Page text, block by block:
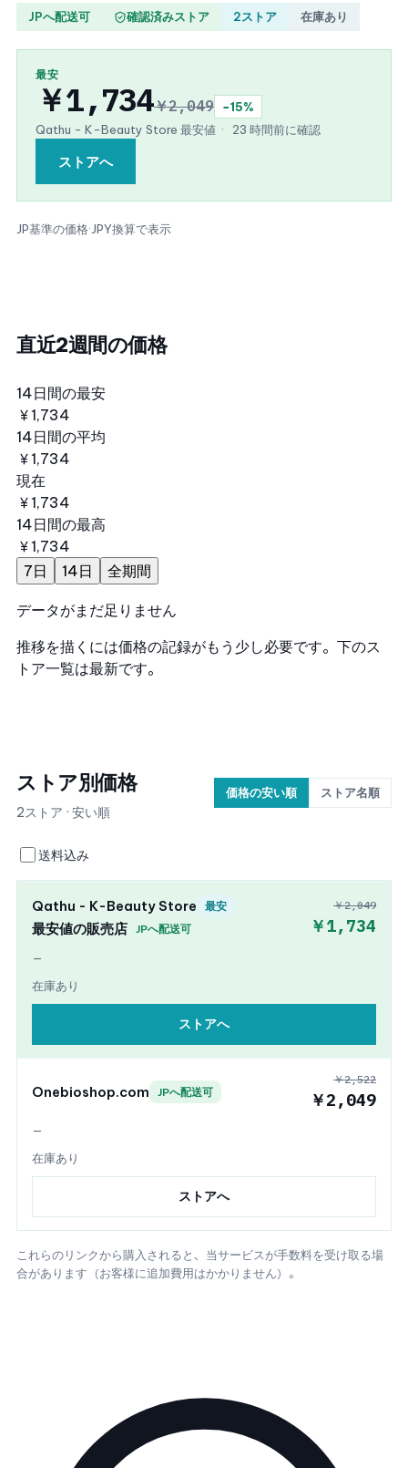
JPへ配送可 確認済みストア 2ストア 在庫あり
最安
￥1,734￥2,049
−15%
Qathu - K-Beauty Store 最安値 · 23 時間前に確認
ストアへ
JP基準の価格·JPY換算で表示
直近2週間の価格
14日間の最安
￥1,734
14日間の平均
￥1,734
現在
￥1,734
14日間の最高
￥1,734
7日
14日 全期間
データがまだ足りません
推移を描くには価格の記録がもう少し必要です。下のス
トア一覧は最新です。
ストア別価格
2ストア · 安い順
価格の安い順 ストア名順
送料込み
Qathu - K-Beauty Store 最安
最安値の販売店 JPへ配送可
—
在庫あり
￥2,049
￥1,734
ストアへ
Onebioshop.com JPへ配送可
—
在庫あり
￥2,522
￥2,049
ストアへ
これらのリンクから購入されると、当サービスが手数料を受け取る場
合があります（お客様に追加費用はかかりません）。